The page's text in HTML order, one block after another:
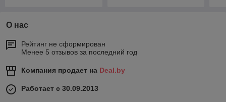
О нас
Рейтинг не сформирован
Менее 5 отзывов за последний год
Компания продает на Deal.by
Работает с 30.09.2013